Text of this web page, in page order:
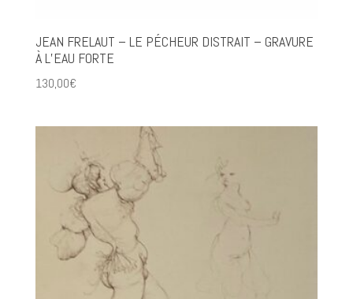
JEAN FRELAUT – LE PÉCHEUR DISTRAIT – GRAVURE
À L’EAU FORTE
130,00€